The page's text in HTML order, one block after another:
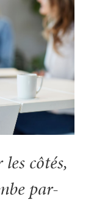
côtés,
par-